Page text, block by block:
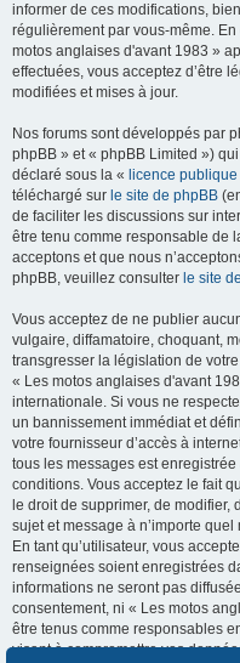
informer de ces modifications,
régulièrement par vous-même.
motos anglaises d'avant 1983 »
effectuées, vous acceptez d’être
modifiées et mises à jour.
Nos forums sont développés par
phpBB » et « phpBB Limited »)
déclaré sous la « licence
téléchargé sur le site de phpBB
de faciliter les discussions sur
être tenu comme responsable de
acceptons et que nous
phpBB, veuillez consulter le site
Vous acceptez de ne publier
vulgaire, diffamatoire, choquant,
transgresser la législation de
« Les motos anglaises d'avant
internationale. Si vous ne
un bannissement immédiat et
votre fournisseur d’accès à
tous les messages est
conditions. Vous acceptez le fait
le droit de supprimer, de modifier,
sujet et message à n’importe
En tant qu’utilisateur, vous
renseignées soient enregistrées
informations ne seront pas
consentement, ni « Les motos
être tenus comme responsables
visant à compromettre vos